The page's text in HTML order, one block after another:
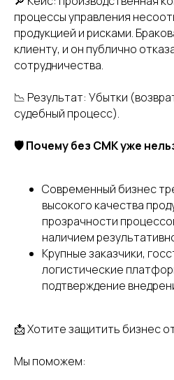
процессы управления
продукцией и рисками.
клиенту, и он публично
сотрудничества.
📉 Результат: Убытки
судебный процесс).
🛡 Почему без СМК уже
Современный бизнес
высокого качества
прозрачности
наличием
Крупные заказчики,
логистические
подтверждение
📩 Хотите защитить бизнес
Мы поможем:
+7 (989) 048-29-
Главная
О нас
Полезная информация
Контакты
ИНН: 681601829151